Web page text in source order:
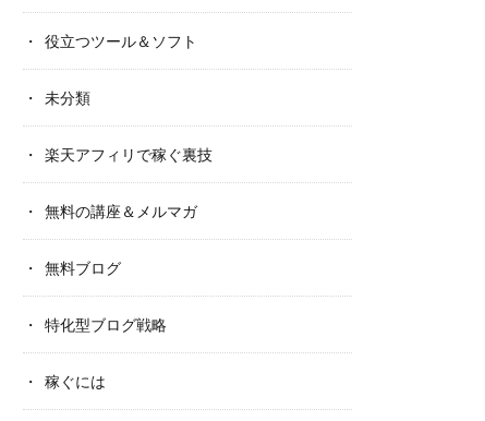
役立つツール＆ソフト
未分類
楽天アフィリで稼ぐ裏技
無料の講座＆メルマガ
無料ブログ
特化型ブログ戦略
稼ぐには